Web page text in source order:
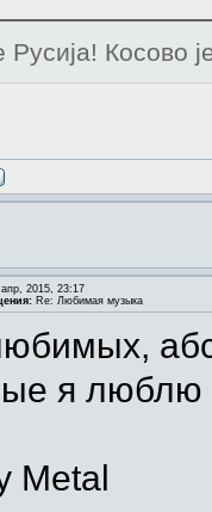
Русиja! Косово
2015, 23:17
Re: Любимая музыка
я
Metal